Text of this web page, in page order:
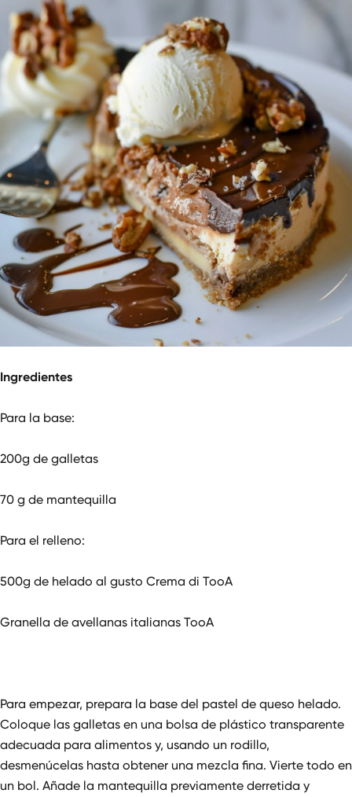
Ingredientes
Para la base:
200g de galletas
70 g de mantequilla
Para el relleno:
500g de helado al gusto Crema di TooA
Granella de avellanas italianas TooA
Para empezar, prepara la base del pastel de queso helado.
Coloque las galletas en una bolsa de plástico transparente
adecuada para alimentos y, usando un rodillo,
desmenúcelas hasta obtener una mezcla fina. Vierte todo en
un bol. Añade la mantequilla previamente derretida y